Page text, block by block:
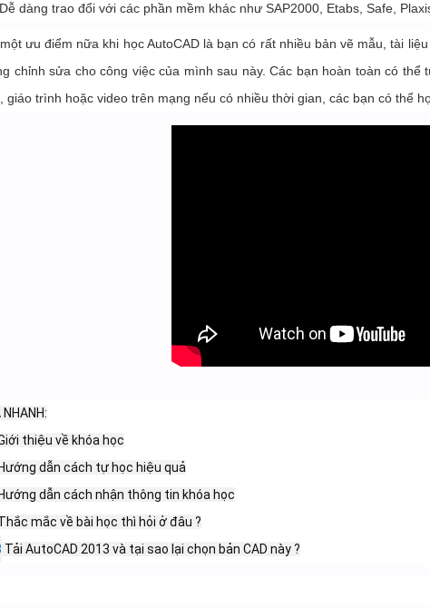
Dễ dàng trao đổi với các phần mềm khác như SAP2000, Etabs, Safe,
ưu điểm nữa khi học AutoCAD là bạn có rất nhiều bản vẽ mẫu, tài
chỉnh sửa cho công việc của mình sau này. Các bạn hoàn toàn có thể
giáo trình hoặc video trên mạng nếu có nhiều thời gian, các bạn có thể
thiệu về khóa học
Hướng dẫn cách tự học hiệu quả
Hướng dẫn cách nhận thông tin khóa học
mắc về bài học thì hỏi ở đâu ?
Tải AutoCAD 2013 và tại sao lại chọn bản CAD này ?